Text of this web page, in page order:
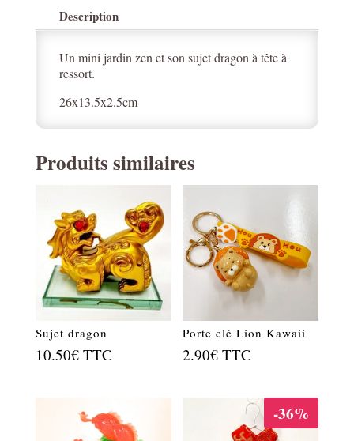
Description
Un mini jardin zen et son sujet dragon à tête à
ressort.
26x13.5x2.5cm
Produits similaires
Sujet dragon
10.50€ TTC
Porte clé Lion Kawaii
2.90€ TTC
-36%